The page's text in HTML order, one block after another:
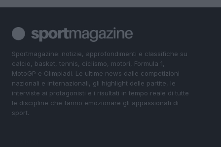
Sportmagazine: notizie, approfondimenti e classifiche su
calcio, basket, tennis, ciclismo, motori, Formula 1,
MotoGP e Olimpiadi. Le ultime news dalle competizioni
nazionali e internazionali, gli highlight delle partite, le
interviste ai protagonisti e i risultati in tempo reale di tutte
le discipline che fanno emozionare gli appassionati di
sport.